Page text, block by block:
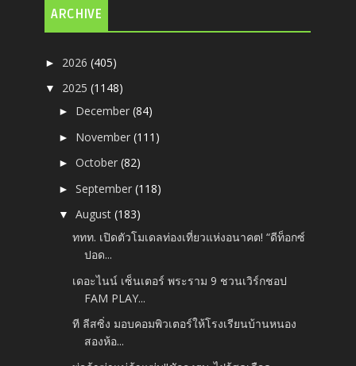
ARCHIVE
► 2026(405)
▼ 2025(1148)
► December(84)
► November(111)
►October(82)
►September(118)
▼August(183)
ททท. เปิดตัวโมเดลท่องเที่ยวแห่งอนาคต! “ดีท็อกซ์
ปอด...
เดอะไนน์ เซ็นเตอร์ พระราม 9 ชวนเวิร์กชอป
FAM PLAY...
ที ลีสซิ่ง มอบคอมพิวเตอร์ให้โรงเรียนบ้านหนอง
สองห้อ...